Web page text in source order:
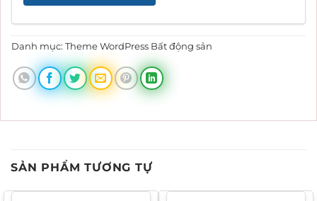
Danh mục: Theme WordPress Bất động sản
SẢN PHẨM TƯƠNG TỰ